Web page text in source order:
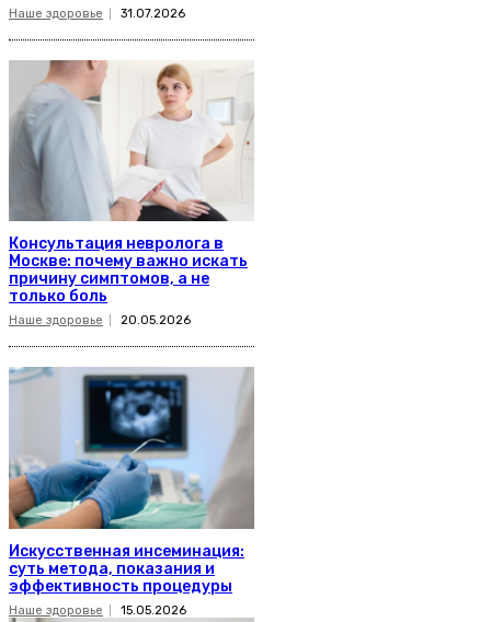
Наше здоровье 31.07.2026
Консультация невролога в
Москве: почему важно искать
причину симптомов, а не
только боль
Наше здоровье 20.05.2026
Искусственная инсеминация:
суть метода, показания и
эффективность процедуры
Наше здоровье 15.05.2026